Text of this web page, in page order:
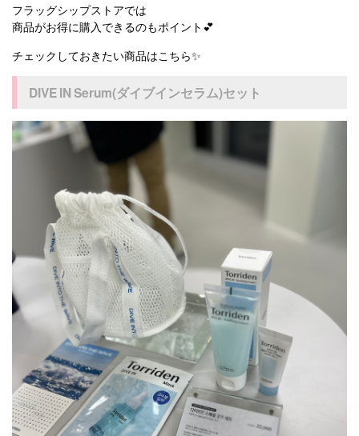
フラッグシップストアでは
商品がお得に購入できるのもポイント💕
チェックしておきたい商品はこちら✨
DIVE IN Serum(ダイブインセラム)セット